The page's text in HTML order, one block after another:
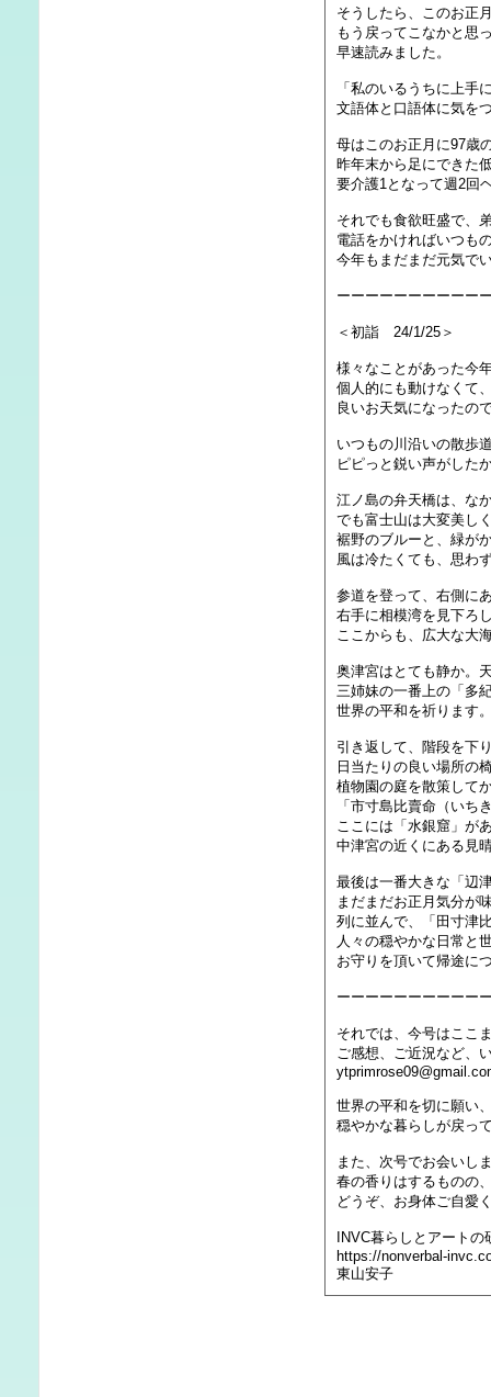
そうしたら、このお正
もう戻ってこなかと思
早速読みました。
「私のいるうちに上手
文語体と口語体に気を
母はこのお正月に97歳
昨年末から足にできた
要介護1となって週2回
それでも食欲旺盛で、
電話をかければいつも
今年もまだまだ元気で
ーーーーーーーーーー
＜初詣 24/1/25＞
様々なことがあった今
個人的にも動けなくて
良いお天気になったの
いつもの川沿いの散歩
ピピっと鋭い声がした
江ノ島の弁天橋は、な
でも富士山は大変美し
裾野のブルーと、緑が
風は冷たくても、思わ
参道を登って、右側に
右手に相模湾を見下ろ
ここからも、広大な大
奥津宮はとても静か。
三姉妹の一番上の「多
世界の平和を祈ります
引き返して、階段を下
日当たりの良い場所の
植物園の庭を散策して
「市寸島比賣命（いち
ここには「水銀窟」が
中津宮の近くにある見
最後は一番大きな「辺
まだまだお正月気分が
列に並んで、「田寸津
人々の穏やかな日常と
お守りを頂いて帰途に
ーーーーーーーーーー
それでは、今号はここ
ご感想、ご近況など、
世界の平和を切に願い
穏やかな暮らしが戻っ
また、次号でお会いし
春の香りはするものの
どうぞ、お身体ご自愛
INVC暮らしとアートの
https://nonverbal-
東山安子